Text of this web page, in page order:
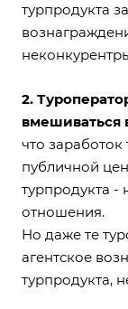
турпродукта
2.
вмешиваться
что
публичной
турпродукта -
отношения.
Но даже те
агентское
турпродукта,